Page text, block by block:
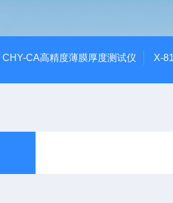
CHY-CA高精度薄膜厚度测试仪 X-